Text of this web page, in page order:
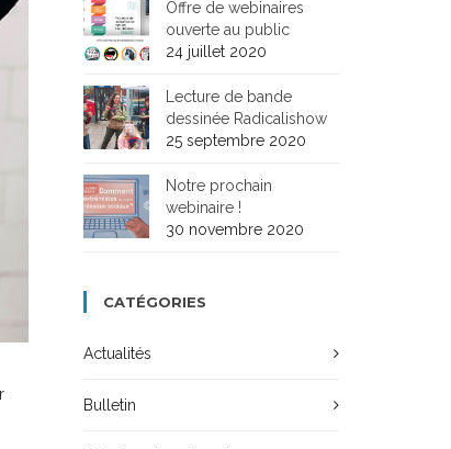
Offre de webinaires
ouverte au public
24 juillet 2020
Lecture de bande
dessinée Radicalishow
25 septembre 2020
Notre prochain
webinaire !
30 novembre 2020
CATÉGORIES
Actualités
Bulletin